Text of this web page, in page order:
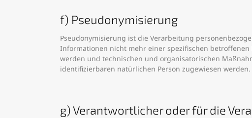
f) Pseudonymisierung
Pseudonymisierung ist die Verarbeitung
Informationen nicht mehr einer spezifischen
werden und technischen und organisatorischen
identifizierbaren natürlichen Person zugewiesen werden.
g) Verantwortlicher oder für die